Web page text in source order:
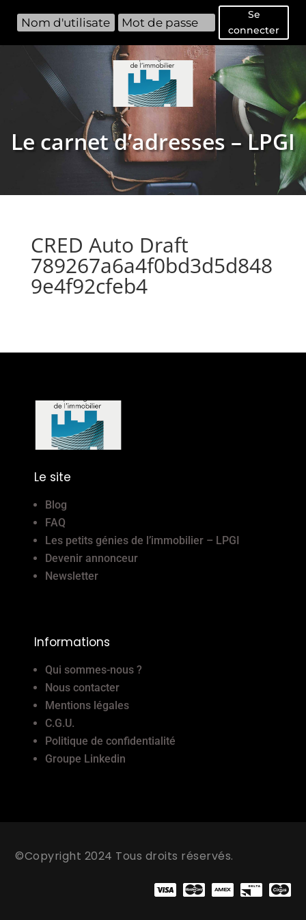
Se
connecter
Le carnet d’adresses – LPGI
CRED Auto Draft
789267a6a4f0bd3d5d848
9e4f92cfeb4
Le site
Blog
FAQ
Les petits génies de l’immobilier – LPGI
Devenir annonceur
Newsletter
Informations
Qui sommes-nous ?
Nous contacter
Mentions légales
C.G.U.
Politique de confidentialité
Groupe Linkedin
©Copyright 2024 Tous droits réservés.